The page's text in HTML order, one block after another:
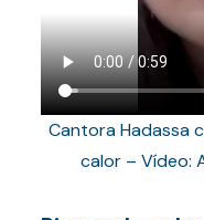
Cantora Hadassa
calor – Vídeo: